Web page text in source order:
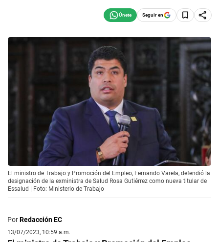
Seguir en
El ministro de Trabajo y Promoción del Empleo, Fernando Varela, defendió la
designación de la exministra de Salud Rosa Gutiérrez como nueva titular de
Essalud | Foto: Ministerio de Trabajo
PorRedacción EC
13/07/2023, 10:59 a.m.